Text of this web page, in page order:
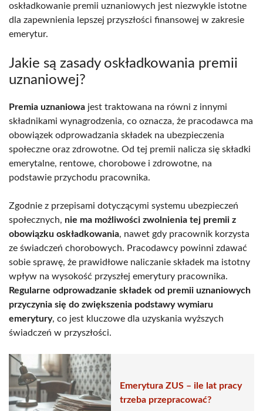
oskładkowanie premii uznaniowych jest niezwykle istotne
dla zapewnienia lepszej przyszłości finansowej w zakresie
emerytur.
Jakie są zasady oskładkowania premii
uznaniowej?
Premia uznaniowa jest traktowana na równi z innymi
składnikami wynagrodzenia, co oznacza, że pracodawca ma
obowiązek odprowadzania składek na ubezpieczenia
społeczne oraz zdrowotne. Od tej premii nalicza się składki
emerytalne, rentowe, chorobowe i zdrowotne, na
podstawie przychodu pracownika.
Zgodnie z przepisami dotyczącymi systemu ubezpieczeń
społecznych, nie ma możliwości zwolnienia tej premii z
obowiązku oskładkowania, nawet gdy pracownik korzysta
ze świadczeń chorobowych. Pracodawcy powinni zdawać
sobie sprawę, że prawidłowe naliczanie składek ma istotny
wpływ na wysokość przyszłej emerytury pracownika.
Regularne odprowadzanie składek od premii uznaniowych
przyczynia się do zwiększenia podstawy wymiaru
emerytury, co jest kluczowe dla uzyskania wyższych
świadczeń w przyszłości.
Emerytura ZUS – ile lat pracy
trzeba przepracować?